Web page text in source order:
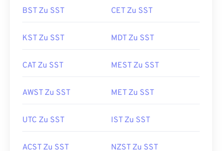
BST Zu SST CET Zu SST
KST Zu SST MDT Zu SST
CAT Zu SST MEST Zu SST
AWST Zu SST MET Zu SST
UTC Zu SST IST Zu SST
ACST Zu SST NZST Zu SST